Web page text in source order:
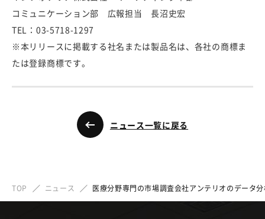
コミュニケーション部 広報担当 長沼史宏
TEL：03-5718-1297
※本リリースに掲載する社名または製品名は、各社の商標ま
たは登録商標です。
ニュース一覧に戻る
TOP ニュース 医療分野専門の市場調査会社アンテリオのデータ